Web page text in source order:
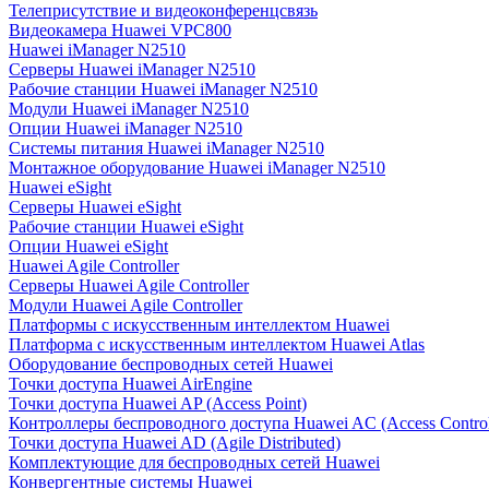
Телеприсутствие и видеоконференцсвязь
Видеокамера Huawei VPC800
Huawei iManager N2510
Серверы Huawei iManager N2510
Рабочие станции Huawei iManager N2510
Модули Huawei iManager N2510
Опции Huawei iManager N2510
Системы питания Huawei iManager N2510
Монтажное оборудование Huawei iManager N2510
Huawei eSight
Серверы Huawei eSight
Рабочие станции Huawei eSight
Опции Huawei eSight
Huawei Agile Controller
Серверы Huawei Agile Controller
Модули Huawei Agile Controller
Платформы с искусственным интеллектом Huawei
Платформа с искусственным интеллектом Huawei Atlas
Оборудование беспроводных сетей Huawei
Точки доступа Huawei AirEngine
Точки доступа Huawei AP (Access Point)
Контроллеры беспроводного доступа Huawei AC (Access
Точки доступа Huawei AD (Agile Distributed)
Комплектующие для беспроводных сетей Huawei
Конвергентные системы Huawei